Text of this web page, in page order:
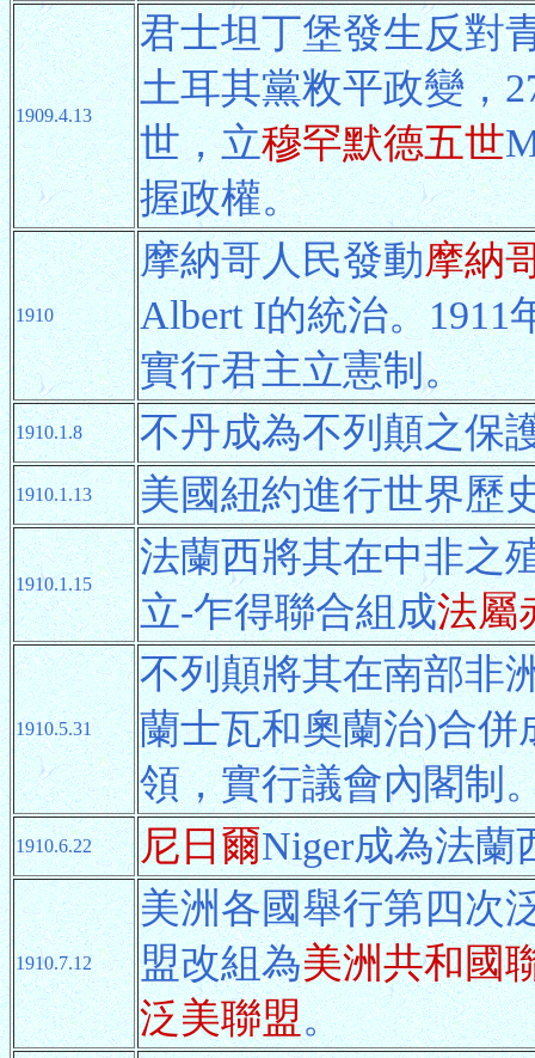
1909.4.13
君士坦丁堡發生反對
土耳其黨敉平政變，
世，立穆罕默德五世
握政權。
1910
摩納哥人民發動摩納
Albert I的統治。1911
實行君主立憲制。
1910.1.8 不丹成為不列顛之保
1910.1.13 美國紐約進行世界歷
1910.1.15
法蘭西將其在中非之
立-乍得聯合組成法屬
1910.5.31
不列顛將其在南部非
蘭士瓦和奧蘭治)合併
領，實行議會內閣制
1910.6.22 尼日爾Niger成為法蘭
1910.7.12
美洲各國舉行第四次
盟改組為美洲共和國
泛美聯盟。